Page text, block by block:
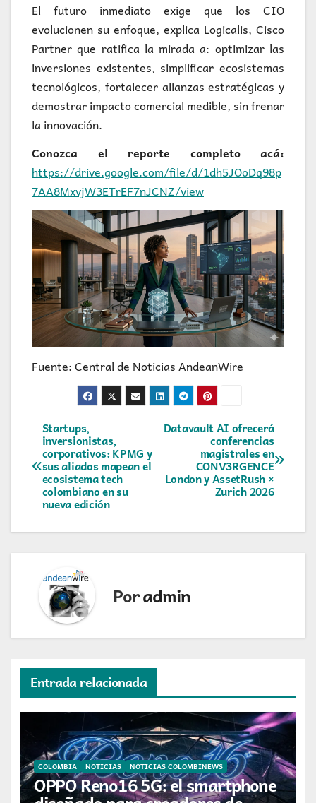
El futuro inmediato exige que los CIO
evolucionen su enfoque, explica Logicalis, Cisco
Partner que ratifica la mirada a: optimizar las
inversiones existentes, simplificar ecosistemas
tecnológicos, fortalecer alianzas estratégicas y
demostrar impacto comercial medible, sin frenar
la innovación.
Conozca el reporte completo acá:
https://drive.google.com/file/d/1dh5JOoDq98p
7AA8MxvjW3ETrEF7nJCNZ/view
Fuente: Central de Noticias AndeanWire
Navegación
de
entradas
Datavault AI ofrecerá
conferencias
magistrales en
CONV3RGENCE
London y AssetRush ×
Zurich 2026
Startups,
inversionistas,
corporativos: KPMG y
sus aliados mapean el
ecosistema tech
colombiano en su
nueva edición
Poradmin
Entrada relacionada
COLOMBIA NOTICIAS NOTICIAS COLOMBINEWS
OPPO Reno16 5G: el smartphone